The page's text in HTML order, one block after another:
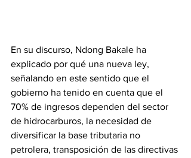
‎En su discurso, Ndong Bakale ha
explicado por qué una nueva ley,
señalando en este sentido que el
gobierno ha tenido en cuenta que el
70% de ingresos dependen del sector
de hidrocarburos, la necesidad de
diversificar la base tributaria no
petrolera, transposición de las directivas